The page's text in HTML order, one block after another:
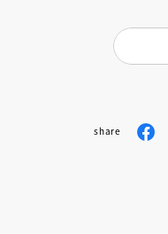
share